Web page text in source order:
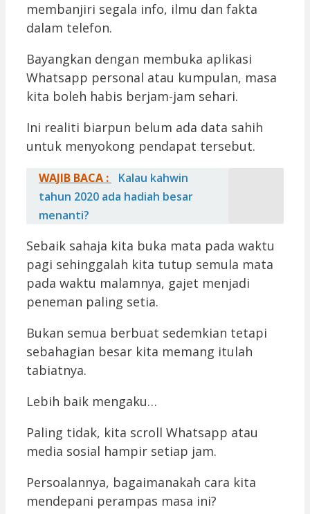
membanjiri segala info, ilmu dan fakta
dalam telefon.
Bayangkan dengan membuka aplikasi
Whatsapp personal atau kumpulan, masa
kita boleh habis berjam-jam sehari.
Ini realiti biarpun belum ada data sahih
untuk menyokong pendapat tersebut.
WAJIB BACA :
Kalau kahwin
tahun 2020 ada hadiah besar
menanti?
Sebaik sahaja kita buka mata pada waktu
pagi sehinggalah kita tutup semula mata
pada waktu malamnya, gajet menjadi
peneman paling setia.
Bukan semua berbuat sedemkian tetapi
sebahagian besar kita memang itulah
tabiatnya.
Lebih baik mengaku…
Paling tidak, kita scroll Whatsapp atau
media sosial hampir setiap jam.
Persoalannya, bagaimanakah cara kita
mendepani perampas masa ini?